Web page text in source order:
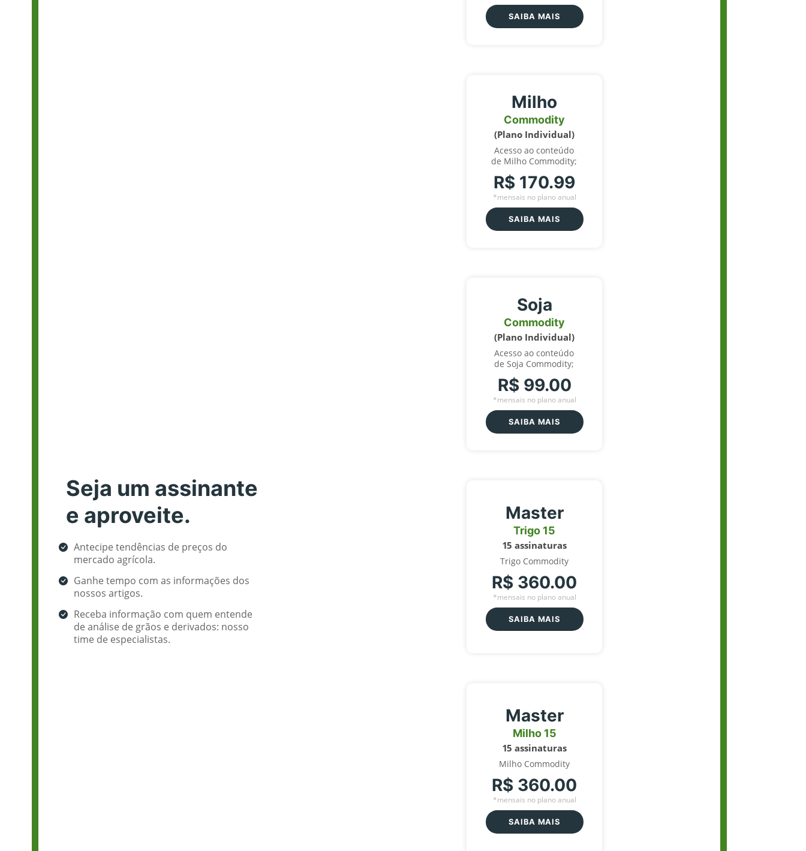
Seja um assinante
e aproveite.
Antecipe tendências de preços do
mercado agrícola.
Ganhe tempo com as informações dos
nossos artigos.
Receba informação com quem entende
de análise de grãos e derivados: nosso
time de especialistas.
SAIBA MAIS
Milho
Commodity
(Plano Individual)
Acesso ao conteúdo
de Milho Commodity;
R$ 170.99
*mensais no plano anual
SAIBA MAIS
Soja
Commodity
(Plano Individual)
Acesso ao conteúdo
de Soja Commodity;
R$ 99.00
*mensais no plano anual
SAIBA MAIS
Master
Trigo 15
15 assinaturas
Trigo Commodity
R$ 360.00
*mensais no plano anual
SAIBA MAIS
Master
Milho 15
15 assinaturas
Milho Commodity
R$ 360.00
*mensais no plano anual
SAIBA MAIS